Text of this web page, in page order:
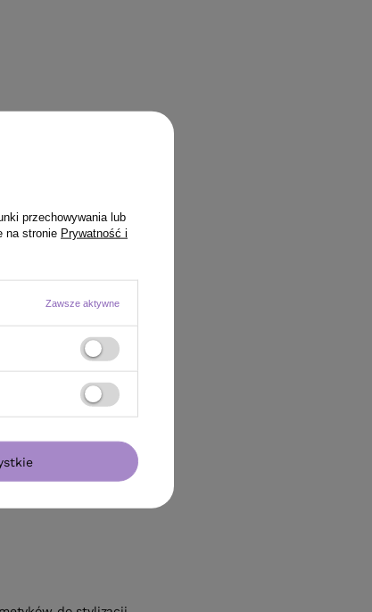
przechowywania lub
na stronie Prywatność i
Zawsze aktywne